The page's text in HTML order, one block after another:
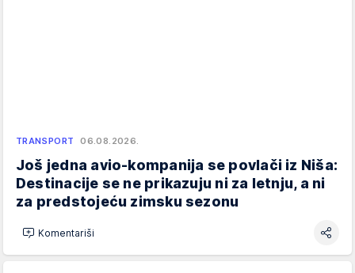
TRANSPORT 06.08.2026.
Još jedna avio-kompanija se povlači iz Niša:
Destinacije se ne prikazuju ni za letnju, a ni
za predstojeću zimsku sezonu
Komentariši